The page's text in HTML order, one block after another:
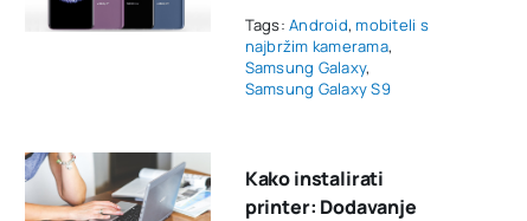
Tags:Android,mobiteli s
najbržim kamerama,
Samsung Galaxy,
Samsung Galaxy S9
Kako instalirati
printer: Dodavanje